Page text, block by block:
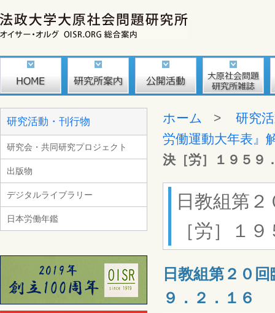
研究活動・刊行物
研究会・共同研究プロジェクト
出版物
デジタルライブラリー
日本労働年鑑
ホーム > 研究
労働運動大年表』
決［労］１９５９
日教組第
［労］１
日教組第２０
９．２．１６